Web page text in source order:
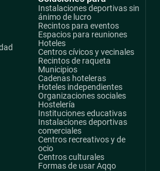
Instalaciones deportivas sin
ánimo de lucro
Recintos para eventos
Espacios para reuniones
Hoteles
Centros cívicos y vecinales
Recintos de raqueta
Municipios
Cadenas hoteleras
Hoteles independientes
Organizaciones sociales
Hostelería
Instituciones educativas
Instalaciones deportivas
comerciales
Centros recreativos y de
ocio
Centros culturales
Formas de usar Aqqo